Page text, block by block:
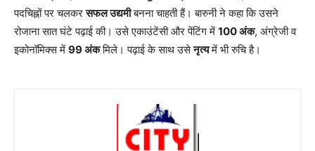
पदचिह्नों पर चलकरसफल उद्यमीबनना चाहती हैं। बारुनी ने कहा कि उसने
रोजाना सात घंटे पढ़ाई की। उसे एकाउंटेंसी और पेंटिंग में 100 अंक, अंग्रेजी व
इकोनॉमिक्स में 99 अंकमिले। पढ़ाई के साथ उसेनृत्यमें भी रुचि है।